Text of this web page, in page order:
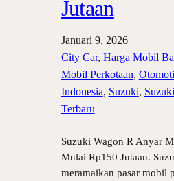
Jutaan
Januari 9, 2026
City Car, Harga Mobil
Mobil Perkotaan,
Indonesia, Suzuki,
Terbaru
Suzuki Wagon R Anyar
Mulai Rp150 Jutaan.
meramaikan pasar mobil